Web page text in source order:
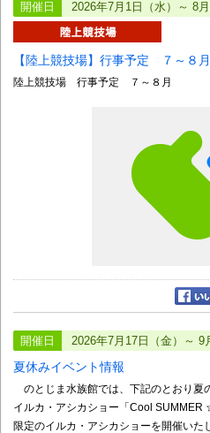
開催日 2026年7月1日（水）～ 8月
【陸上競技場】行事予定 ７～８月
陸上競技場 行事予定 ７～８月
開催日 2026年7月17日（金）～ 9
夏休みイベント情報
のとじま水族館では、下記のとおり夏
イルカ・アシカショー「Cool
限定のイルカ・アシカショーを開催いた